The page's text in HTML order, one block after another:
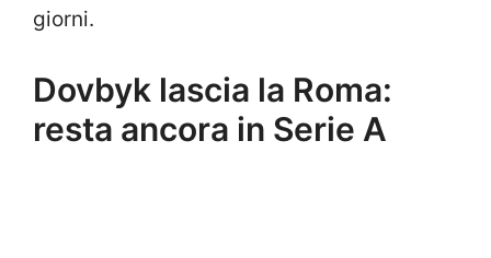
giorni.
Dovbyk lascia la Roma:
resta ancora in Serie A